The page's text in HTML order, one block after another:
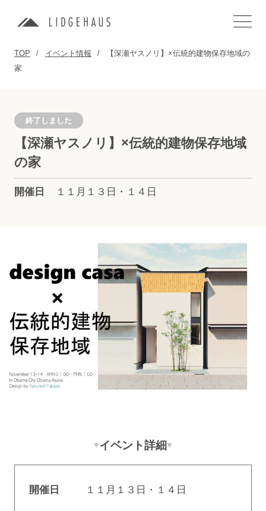
TOP イベント情報
【深瀬ヤスノリ】×伝統的建物保存地域の
家
終了しました
【深瀬ヤスノリ】×伝統的建物保存地域
の家
開催日 １１月１３日・１４日
イベント詳細
開催日 １１月１３日・１４日